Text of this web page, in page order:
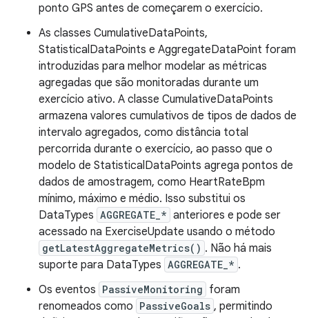
ponto GPS antes de começarem o exercício.
As classes CumulativeDataPoints,
StatisticalDataPoints e AggregateDataPoint foram
introduzidas para melhor modelar as métricas
agregadas que são monitoradas durante um
exercício ativo. A classe CumulativeDataPoints
armazena valores cumulativos de tipos de dados de
intervalo agregados, como distância total
percorrida durante o exercício, ao passo que o
modelo de StatisticalDataPoints agrega pontos de
dados de amostragem, como HeartRateBpm
mínimo, máximo e médio. Isso substitui os
DataTypes AGGREGATE_* anteriores e pode ser
acessado na ExerciseUpdate usando o método
getLatestAggregateMetrics() . Não há mais
suporte para DataTypes AGGREGATE_* .
Os eventos PassiveMonitoring foram
renomeados como PassiveGoals , permitindo